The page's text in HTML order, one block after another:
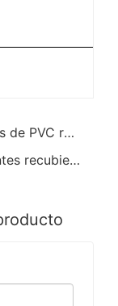
Anterior entrada anterior : Guantes de PVC rojo de una sola inmersión con muñeca de punto
Siguiente entrada siguiente : Guantes recubiertos de PVC resistentes al aceite a prueba de agua